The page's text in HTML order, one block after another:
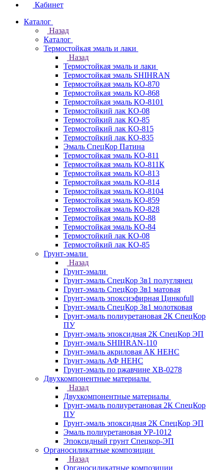
Кабинет
Каталог
Назад
Каталог
Термостойкая эмаль и лаки
Назад
Термостойкая эмаль и лаки
Термостойкая эмаль SHIHRAN
Термостойкая эмаль КО-870
Термостойкая эмаль КО-868
Термостойкая эмаль КО-8101
Термостойкий лак КО-08
Термостойкий лак КО-85
Термостойкий лак КО-815
Термостойкий лак КО-835
Эмаль СпецКор Патина
Термостойкая эмаль КО-811
Термостойкая эмаль КО-811К
Термостойкая эмаль КО-813
Термостойкая эмаль КО-814
Термостойкая эмаль КО-8104
Термостойкая эмаль КО-859
Термостойкая эмаль КО-828
Термостойкая эмаль КО-88
Термостойкая эмаль КО-84
Термостойкий лак КО-08
Термостойкий лак КО-85
Грунт-эмали
Назад
Грунт-эмали
Грунт-эмаль СпецКор 3в1 полуглянец
Грунт-эмаль СпецКор 3в1 матовая
Грунт-эмаль эпоксиэфирная Цинкоfull
Грунт-эмаль СпецКор 3в1 молотковая
Грунт-эмаль полиуретановая 2К СпецКор
ПУ
Грунт-эмаль эпоксидная 2К СпецКор ЭП
Грунт-эмаль SHIHRAN-110
Грунт-эмаль акриловая АК НЕНС
Грунт-эмаль АФ НЕНС
Грунт-эмаль по ржавчине ХВ-0278
Двухкомпонентные материалы
Назад
Двухкомпонентные материалы
Грунт-эмаль полиуретановая 2К СпецКор
ПУ
Грунт-эмаль эпоксидная 2К СпецКор ЭП
Эмаль полиуретановая УР-1012
Эпоксидный грунт Спецкор-ЭП
Органосиликатные композиции
Назад
Органосиликатные композиции